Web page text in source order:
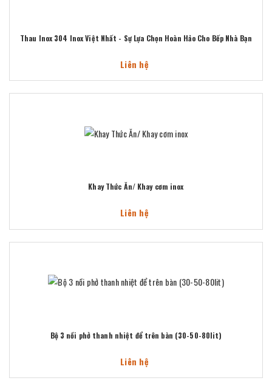
Thau Inox 304 Inox Việt Nhất - Sự Lựa Chọn Hoàn Hảo Cho Bếp Nhà Bạn
Liên hệ
Khay Thức Ăn/ Khay cơm inox
Liên hệ
Bộ 3 nồi phở thanh nhiệt để trên bàn (30-50-80lit)
Liên hệ